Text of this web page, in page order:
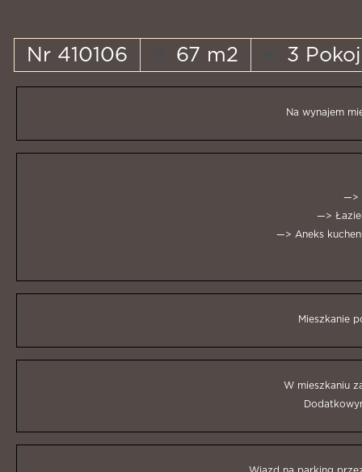
Nr 410106 67 m2 3
Na wynajem
—>
—>
—> Aneks
Mieszkanie
W mieszkaniu